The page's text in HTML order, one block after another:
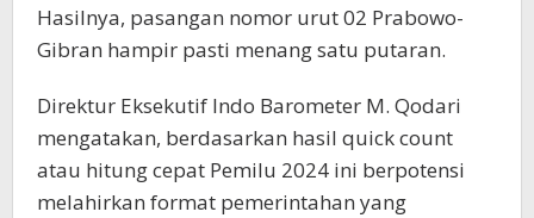
Hasilnya, pasangan nomor urut 02 Prabowo-
Gibran hampir pasti menang satu putaran.
Direktur Eksekutif Indo Barometer M. Qodari
mengatakan, berdasarkan hasil quick count
atau hitung cepat Pemilu 2024 ini berpotensi
melahirkan format pemerintahan yang